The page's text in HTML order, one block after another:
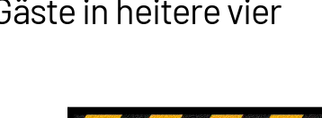
in heitere vier